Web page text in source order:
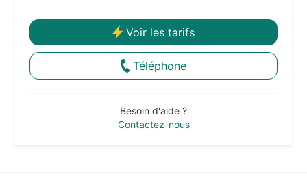
Voir les tarifs
Téléphone
Besoin d'aide ?
Contactez-nous